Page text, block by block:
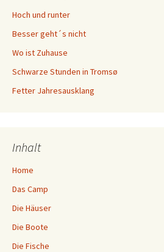
Hoch und runter
Besser geht´s nicht
Wo ist Zuhause
Schwarze Stunden in Tromsø
Fetter Jahresausklang
Inhalt
Home
Das Camp
Die Häuser
Die Boote
Die Fische